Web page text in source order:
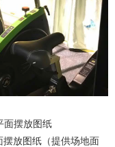
摆放图纸（提供场地面